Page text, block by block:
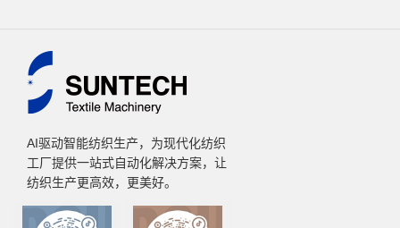
AI驱动智能纺织生产，为现代化纺织
工厂提供一站式自动化解决方案，让
纺织生产更高效，更美好。